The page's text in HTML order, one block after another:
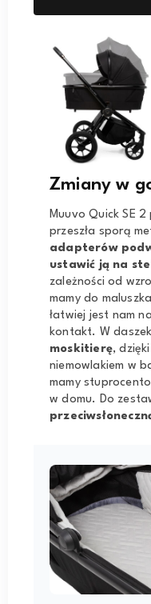
Zmiany w
Muuvo Quick SE
przeszła sporą
adapterów
ustawić ją na
zależności od
mamy do
łatwiej jest nam
kontakt. W
moskitierę,
niemowlakiem w
mamy
w domu. Do